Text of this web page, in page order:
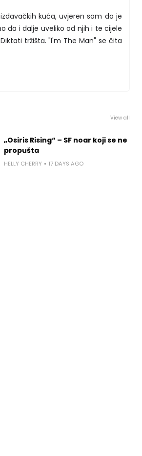
kuća, uvjeren sam da je
da i dalje uveliko od njih i te cijele
tržišta. "I'm The Man" se čita
View all
„Osiris Rising“ – SF noar koji se ne
propušta
HELLY CHERRY 17 DAYS AGO